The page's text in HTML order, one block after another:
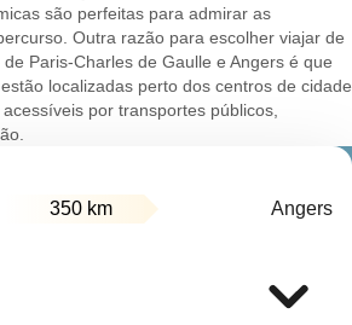
são perfeitas para admirar as
Outra razão para escolher viajar de
Paris-Charles de Gaulle e Angers é que
localizadas perto dos centros de cidade
por transportes públicos,
350 km Angers